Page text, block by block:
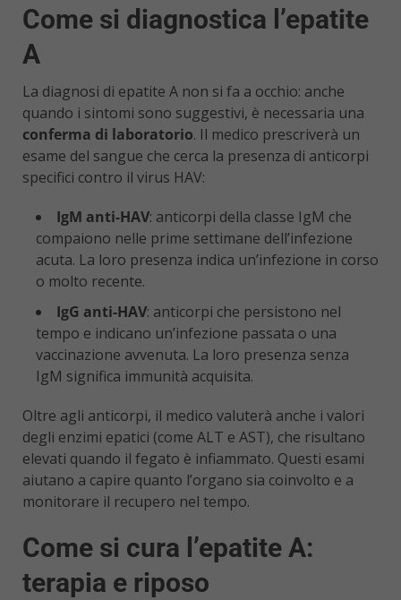
Come si diagnostica l’epatite
A
La diagnosi di epatite A non si fa a occhio: anche
quando i sintomi sono suggestivi, è necessaria una
conferma di laboratorio. Il medico prescriverà un
esame del sangue che cerca la presenza di anticorpi
specifici contro il virus HAV:
IgM anti-HAV: anticorpi della classe IgM che
compaiono nelle prime settimane dell’infezione
acuta. La loro presenza indica un’infezione in corso
o molto recente.
IgG anti-HAV: anticorpi che persistono nel
tempo e indicano un’infezione passata o una
vaccinazione avvenuta. La loro presenza senza
IgM significa immunità acquisita.
Oltre agli anticorpi, il medico valuterà anche i valori
degli enzimi epatici (come ALT e AST), che risultano
elevati quando il fegato è infiammato. Questi esami
aiutano a capire quanto l’organo sia coinvolto e a
monitorare il recupero nel tempo.
Come si cura l’epatite A:
terapia e riposo